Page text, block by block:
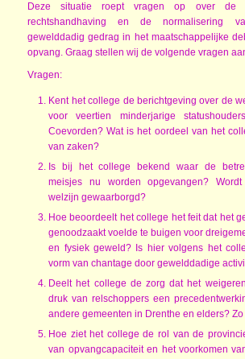
Deze situatie roept vragen op over de
rechtshandhaving en de normalisering
gewelddadig gedrag in het maatschappelijke
opvang. Graag stellen wij de volgende vragen
Vragen:
Kent het college de berichtgeving over de
voor veertien minderjarige
Coevorden? Wat is het oordeel van het
van zaken?
Is bij het college bekend waar de
meisjes nu worden opgevangen?
welzijn gewaarborgd?
Hoe beoordeelt het college het feit dat het
genoodzaakt voelde te buigen voor
en fysiek geweld? Is hier volgens het
vorm van chantage door gewelddadige
Deelt het college de zorg dat het
druk van relschoppers een
andere gemeenten in Drenthe en elders?
Hoe ziet het college de rol van de
van opvangcapaciteit en het voorkomen